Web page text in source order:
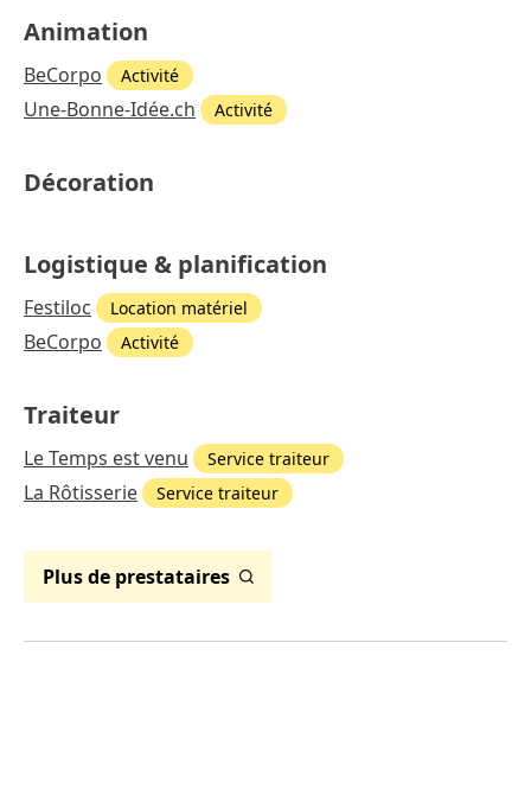
Animation
BeCorpo Activité
Une-Bonne-Idée.ch Activité
Décoration
Logistique & planification
Festiloc Location matériel
BeCorpo Activité
Traiteur
Le Temps est venu Service traiteur
La Rôtisserie Service traiteur
Plus de prestataires